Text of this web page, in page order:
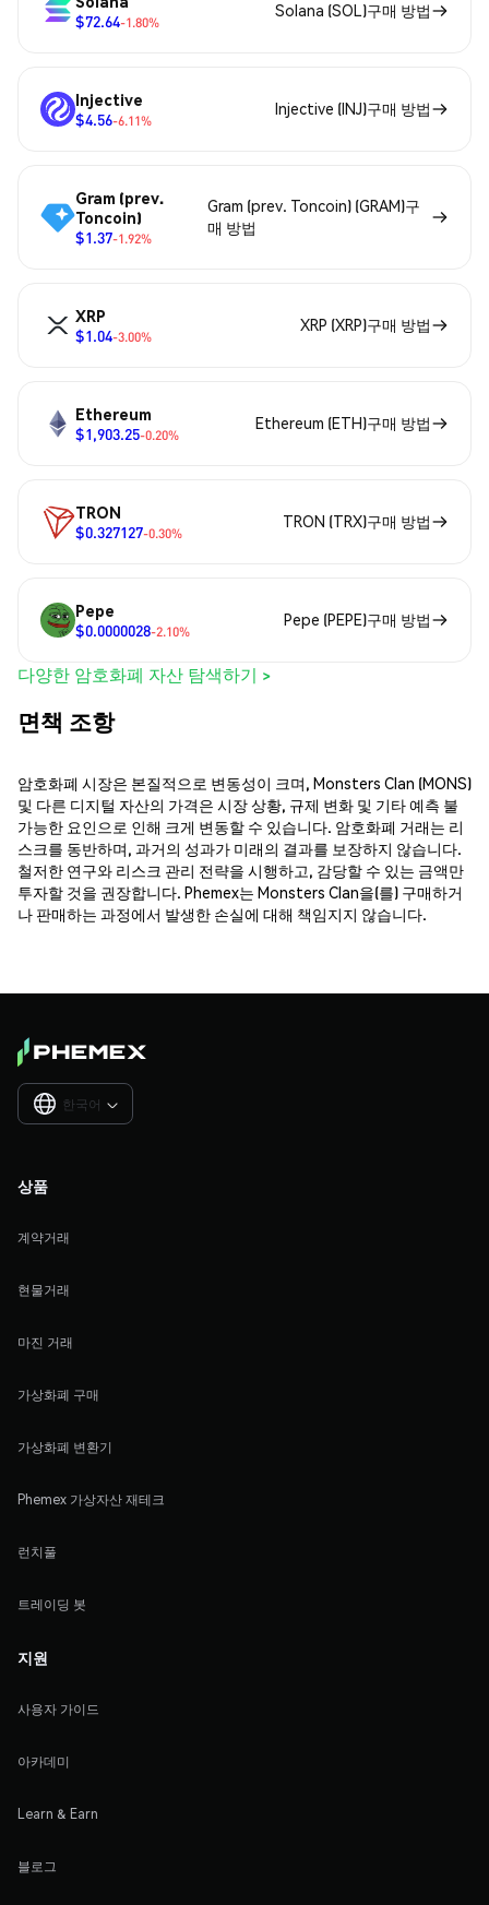
$72.64-1.80%
Solana (SOL)구매 방법
Injective
$4.56-6.11%
Injective (INJ)구매 방법
Gram (prev.
Toncoin)
$1.37-1.92%
Gram (prev. Toncoin) (GRAM)구
매 방법
XRP
$1.04-3.00%
XRP (XRP)구매 방법
Ethereum
$1,903.25-0.20%
Ethereum (ETH)구매 방법
TRON
$0.327127-0.30%
TRON (TRX)구매 방법
Pepe
$0.0000028-2.10%
Pepe (PEPE)구매 방법
다양한 암호화폐 자산 탐색하기 >
면책 조항
암호화폐 시장은 본질적으로 변동성이 크며, Monsters Clan (MONS)
및 다른 디지털 자산의 가격은 시장 상황, 규제 변화 및 기타 예측 불
가능한 요인으로 인해 크게 변동할 수 있습니다. 암호화폐 거래는 리
스크를 동반하며, 과거의 성과가 미래의 결과를 보장하지 않습니다.
철저한 연구와 리스크 관리 전략을 시행하고, 감당할 수 있는 금액만
투자할 것을 권장합니다. Phemex는 Monsters Clan을(를) 구매하거
나 판매하는 과정에서 발생한 손실에 대해 책임지지 않습니다.
한국어 
상품
계약거래
현물거래
마진 거래
가상화폐 구매
가상화폐 변환기
Phemex 가상자산 재테크
런치풀
트레이딩 봇
지원
사용자 가이드
아카데미
Learn & Earn
블로그